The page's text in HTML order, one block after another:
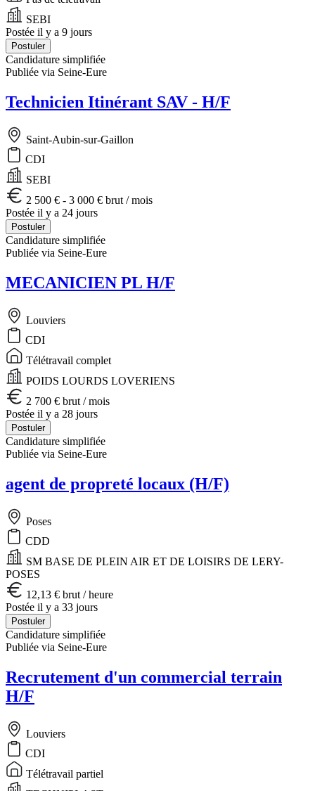
SEBI
Postée il y a 9 jours
Postuler
Candidature simplifiée
Publiée via Seine-Eure
Technicien Itinérant SAV - H/F
Saint-Aubin-sur-Gaillon
CDI
SEBI
2 500 € - 3 000 € brut / mois
Postée il y a 24 jours
Postuler
Candidature simplifiée
Publiée via Seine-Eure
MECANICIEN PL H/F
Louviers
CDI
Télétravail complet
POIDS LOURDS LOVERIENS
2 700 € brut / mois
Postée il y a 28 jours
Postuler
Candidature simplifiée
Publiée via Seine-Eure
agent de propreté locaux (H/F)
Poses
CDD
SM BASE DE PLEIN AIR ET DE LOISIRS DE LERY-
POSES
12,13 € brut / heure
Postée il y a 33 jours
Postuler
Candidature simplifiée
Publiée via Seine-Eure
Recrutement d'un commercial terrain
H/F
Louviers
CDI
Télétravail partiel